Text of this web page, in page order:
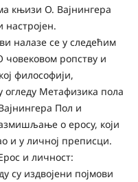
књизи О. Вајнингера
настројен.
налазе се у следећим
ропству и
философији,
огледу Метафизика пола
Пол и
о еросу, који
и у личној преписци.
и личност:
су издвојени појмови